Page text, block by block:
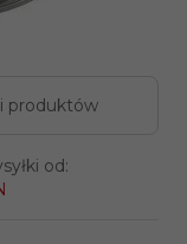
produktów
od: